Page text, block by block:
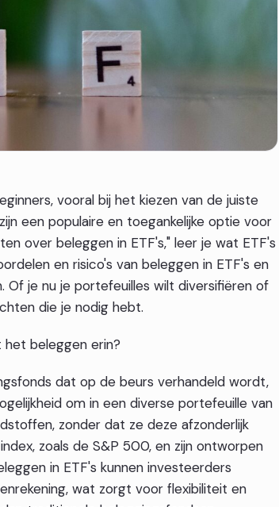
vooral bij het kiezen van de juiste
een populaire en toegankelijke optie voor
over beleggen in ETF's," leer je wat ETF's
en risico's van beleggen in ETF's en
je nu je portefeuilles wilt diversifiëren of
die je nodig hebt.
het beleggen erin?
dat op de beurs verhandeld wordt,
om in een diverse portefeuille van
zonder dat ze deze afzonderlijk
zoals de S&P 500, en zijn ontworpen
in ETF's kunnen investeerders
wat zorgt voor flexibiliteit en